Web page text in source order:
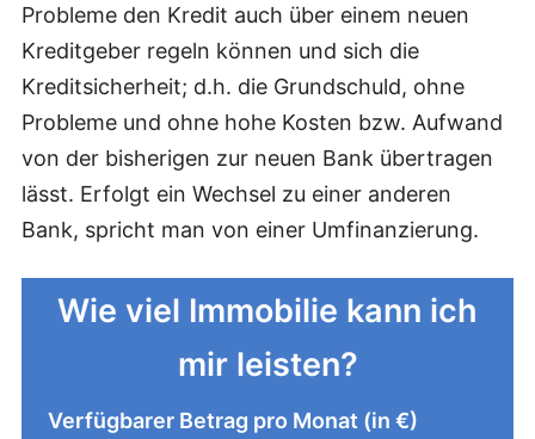
Probleme den Kredit auch über einem neuen
Kreditgeber regeln können und sich die
Kreditsicherheit; d.h. die Grundschuld, ohne
Probleme und ohne hohe Kosten bzw. Aufwand
von der bisherigen zur neuen Bank übertragen
lässt. Erfolgt ein Wechsel zu einer anderen
Bank, spricht man von einer Umfinanzierung.
Wie viel Immobilie kann ich
mir leisten?
Verfügbarer Betrag pro Monat (in €)